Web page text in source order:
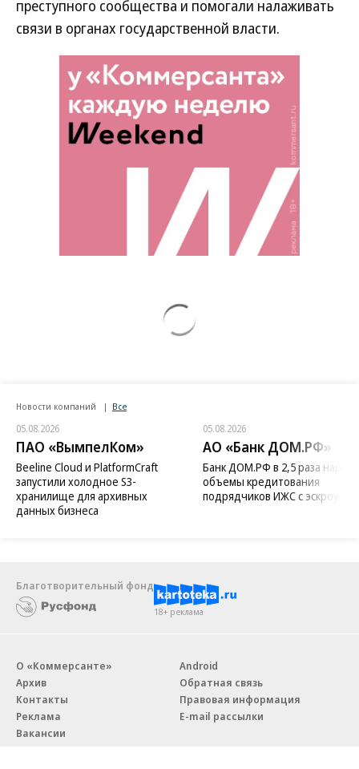
преступного сообщества и помогали налаживать
связи в органах государственной власти.
Новости партнеров
ВСУ точно получат десятки тысяч новых
солдат
Рубио отреагировал на требование
перестать накачивать ВСУ оружием
Путин озвучил итоговый план СВО
Зеленский неожиданно высказался о
возвращении Крыма
Новости компаний
Beeline Cloud и PlatformCraft
запустили холодное S3-
хранилище для архивных
данных бизнеса
Банк ДОМ.РФ в 2,5 раза
объемы кредитования
подрядчиков ИЖС с эскроу